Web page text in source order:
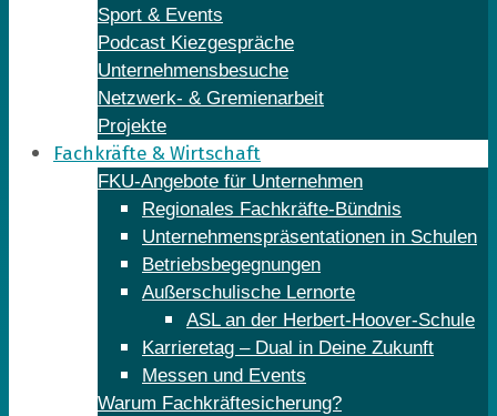
Sport & Events
Podcast Kiezgespräche
Unternehmensbesuche
Netzwerk- & Gremienarbeit
Projekte
Fachkräfte & Wirtschaft
FKU-Angebote für Unternehmen
Regionales Fachkräfte-Bündnis
Unternehmenspräsentationen in Schulen
Betriebsbegegnungen
Außerschulische Lernorte
ASL an der Herbert-Hoover-Schule
Karrieretag – Dual in Deine Zukunft
Messen und Events
Warum Fachkräftesicherung?